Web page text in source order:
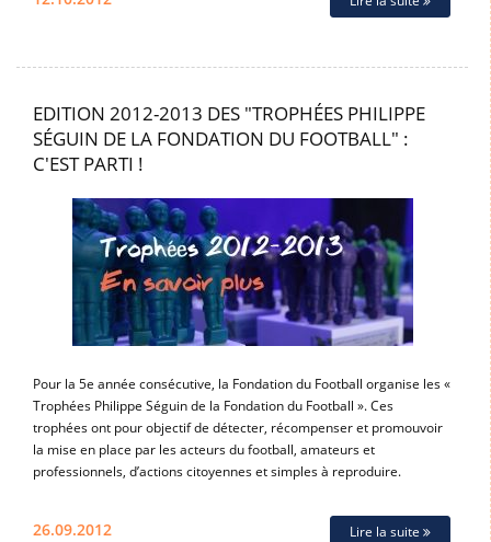
EDITION 2012-2013 DES "TROPHÉES PHILIPPE
SÉGUIN DE LA FONDATION DU FOOTBALL" :
C'EST PARTI !
Pour la 5e année consécutive, la Fondation du Football organise les «
Trophées Philippe Séguin de la Fondation du Football ». Ces
trophées ont pour objectif de détecter, récompenser et promouvoir
la mise en place par les acteurs du football, amateurs et
professionnels, d’actions citoyennes et simples à reproduire.
26.09.2012 Lire la suite